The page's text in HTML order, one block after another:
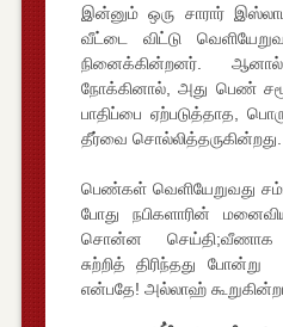
இன்னும் ஒரு சாரார்
வீட்டை விட்டு
நினைக்கின்றனர்.
நோக்கினால், அது பெண்
பாதிப்பை ஏற்படுத்தாத,
தீர்வை சொல்லித்தருகின்றது.
பெண்கள் வெளியேறுவது
போது நபிகளாரின்
சொன்ன
சுற்றித் திரிந்தது
என்பதே! அல்லாஹ்